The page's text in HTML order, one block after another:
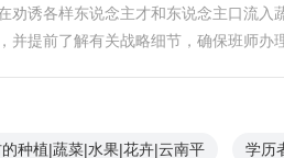
劝诱各样东说念主才和东说念主口流
提前了解有关战略细节，确保班师办
种植|蔬菜|水果|花卉|云南平 学历